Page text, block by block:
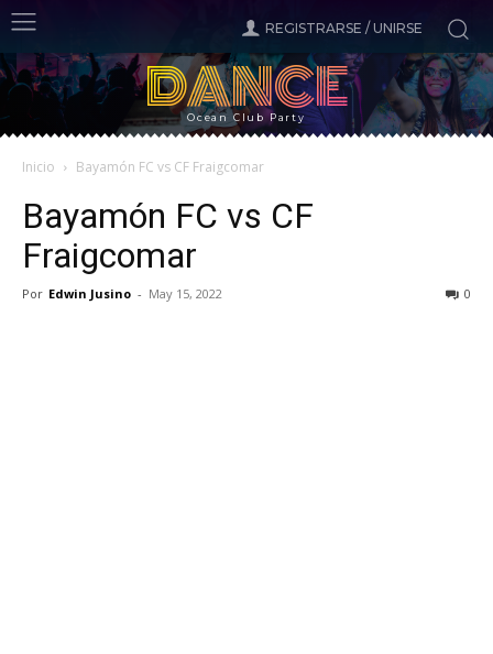
REGISTRARSE / UNIRSE
DANCE
Ocean Club Party
Inicio Bayamón FC vs CF Fraigcomar
Bayamón FC vs CF
Fraigcomar
Por Edwin Jusino - May 15, 2022 0